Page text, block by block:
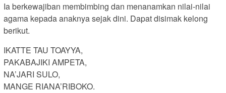
Ia berkewajiban membimbing dan menanamkan nilai-nilai
agama kepada anaknya sejak dini. Dapat disimak kelong
berikut.
IKATTE TAU TOAYYA,
PAKABAJIKI AMPETA,
NA’JARI SULO,
MANGE RIANA’RIBOKO.